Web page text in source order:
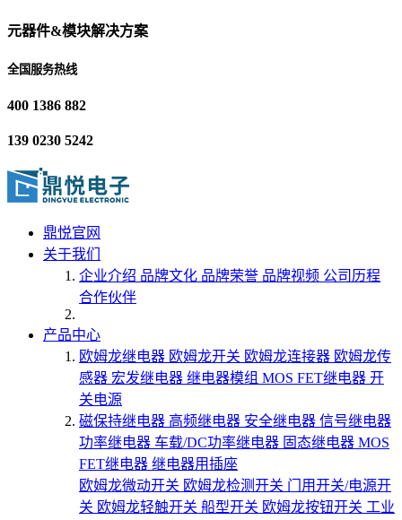
元器件&模块解决方案
全国服务热线
400 1386 882
139 0230 5242
鼎悦官网
关于我们
企业介绍 品牌文化 品牌荣誉 品牌视频 公司历程
合作伙伴
产品中心
欧姆龙继电器 欧姆龙开关 欧姆龙连接器 欧姆龙传
感器 宏发继电器 继电器模组 MOS FET继电器 开
关电源
磁保持继电器 高频继电器 安全继电器 信号继电器
功率继电器 车载/DC功率继电器 固态继电器 MOS
FET继电器 继电器用插座
欧姆龙微动开关 欧姆龙检测开关 门用开关/电源开
关 欧姆龙轻触开关 船型开关 欧姆龙按钮开关 工业